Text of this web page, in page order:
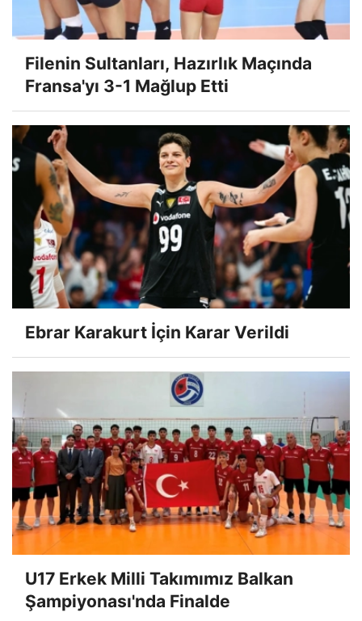
Filenin Sultanları, Hazırlık Maçında
Fransa'yı 3-1 Mağlup Etti
Ebrar Karakurt İçin Karar Verildi
U17 Erkek Milli Takımımız Balkan
Şampiyonası'nda Finalde